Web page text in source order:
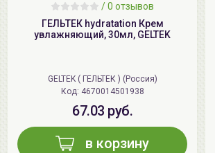
/0 отзывов
ГЕЛЬТЕК hydratation Крем
увлажняющий, 30мл, GELTEK
GELTEK ( ГЕЛЬТЕК ) (Россия)
Код: 4670014501938
67.03 руб.
в корзину